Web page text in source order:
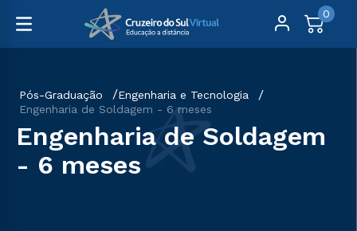
0
Pós-Graduação
Engenharia e Tecnologia
Engenharia de Soldagem - 6 meses
Engenharia de Soldagem
- 6 meses